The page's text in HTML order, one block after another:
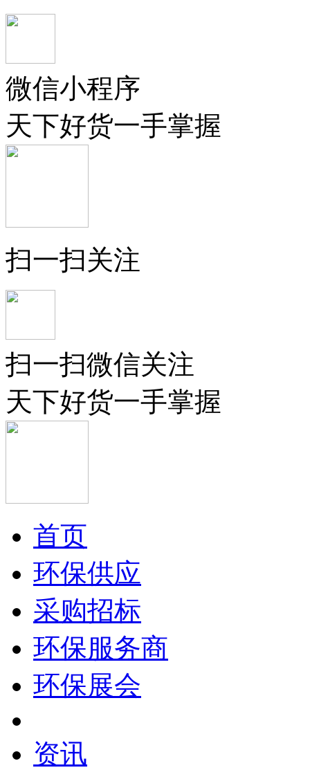
微信小程序
天下好货一手掌握
扫一扫关注
扫一扫微信关注
天下好货一手掌握
首页
环保供应
采购招标
环保服务商
环保展会
资讯